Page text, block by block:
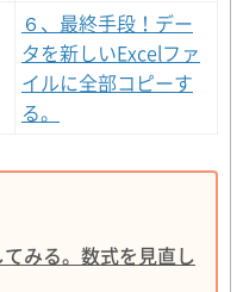
６、最終手段！デー
タを新しいExcelファ
イルに全部コピーす
る。
みる。数式を見直し